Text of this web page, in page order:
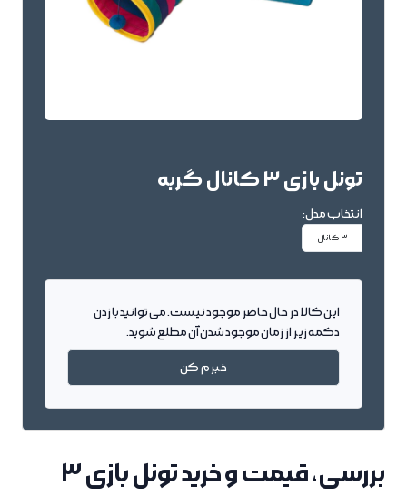
تونل بازی 3 کانال گربه
انتخاب مدل:
3 کانال
این کالا در حال حاضر موجود نیست. می توانید با زدن
دکمه زیر از زمان موجود شدن آن مطلع شوید.
خبرم کن
بررسی، قیمت و خرید تونل بازی 3